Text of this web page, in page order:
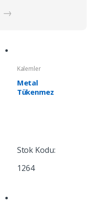
→
Kalemler
Metal
Tükenmez
Stok Kodu:
1264